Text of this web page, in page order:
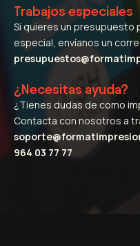
Trabajos especiales
Si quieres un presupuesto
especial, envíanos un
¿Necesitas ayuda?
¿Tienes dudas de como
Contacta con nosotros a
964 03 77 77